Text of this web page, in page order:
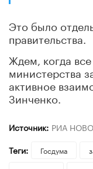
Это было
правительства.
Ждем, когда
министерства
активное
Зинченко.
Источник: РИА
Теги:
Госдума